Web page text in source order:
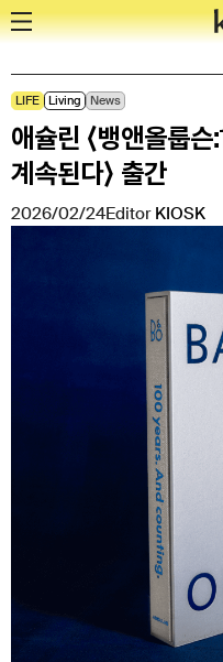
Skip
to
content
LIFE Living News
애슐린 ⟨뱅앤올룹
계속된다⟩ 출간
2026/02/24Editor KIOSK